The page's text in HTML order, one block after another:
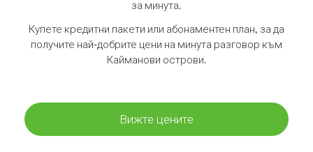
за минута.
Купете кредитни пакети или абонаментен план, за да
получите най-добрите цени на минута разговор към
Кайманови острови.
Вижте цените